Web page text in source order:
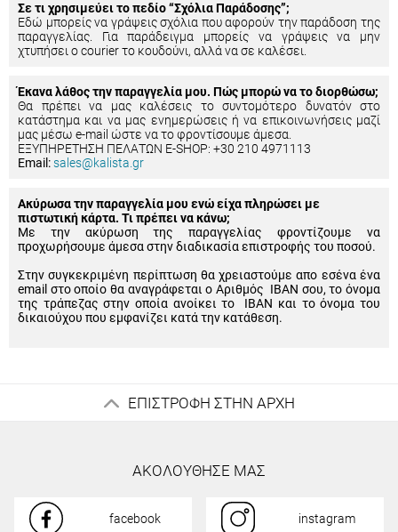
Σε τι χρησιμεύει το πεδίο “Σχόλια Παράδοσης”;
Εδώ μπορείς να γράψεις σχόλια που αφορούν την παράδοση της
παραγγελίας. Για παράδειγμα μπορείς να γράψεις να μην
χτυπήσει ο courier το κουδούνι, αλλά να σε καλέσει.
Έκανα λάθος την παραγγελία μου. Πώς μπορώ να το διορθώσω;
Θα πρέπει να μας καλέσεις το συντομότερο δυνατόν στο
κατάστημα και να μας ενημερώσεις ή να επικοινωνήσεις μαζί
μας μέσω e-mail ώστε να το φροντίσουμε άμεσα.
ΕΞΥΠΗΡΕΤΗΣΗ ΠΕΛΑΤΩΝ E-SHOP: +30 210 4971113
Email:sales@kalista.gr
Ακύρωσα την παραγγελία μου ενώ είχα πληρώσει με
πιστωτική κάρτα. Τι πρέπει να κάνω;
Με την ακύρωση της παραγγελίας φροντίζουμε να
προχωρήσουμε άμεσα στην διαδικασία επιστροφής του ποσού.
Στην συγκεκριμένη περίπτωση θα χρειαστούμε απο εσένα ένα
email στο οποίο θα αναγράφεται ο Αριθμός IBAN σου, το όνομα
της τράπεζας στην οποία ανοίκει το IBAN και το όνομα του
δικαιούχου που εμφανίζει κατά την κατάθεση.
ΕΠΙΣΤΡΟΦΗ ΣΤΗΝ ΑΡΧΗ
ΑΚΟΛΟΥΘΗΣΕ ΜΑΣ
facebook instagram